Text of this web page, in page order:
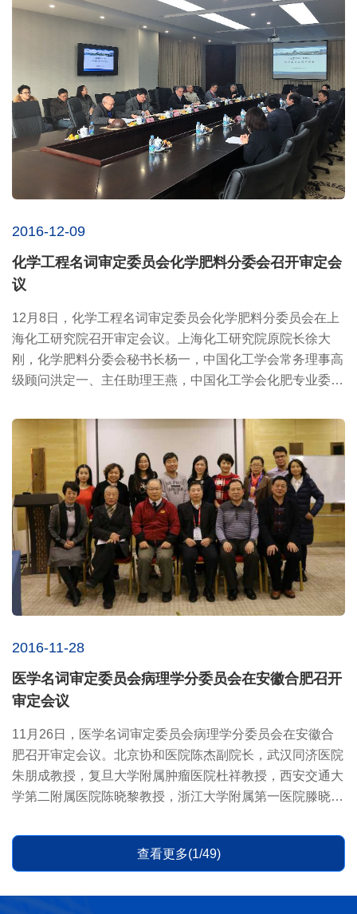
2016-12-09
化学工程名词审定委员会化学肥料分委会召开审定会
议
12月8日，化学工程名词审定委员会化学肥料分委员会在上
海化工研究院召开审定会议。上海化工研究院原院长徐大
刚，化学肥料分委会秘书长杨一，中国化工学会常务理事高
级顾问洪定一、主任助理王燕，中国化工学会化肥专业委员
2016-11-28
医学名词审定委员会病理学分委员会在安徽合肥召开
审定会议
11月26日，医学名词审定委员会病理学分委员会在安徽合
肥召开审定会议。北京协和医院陈杰副院长，武汉同济医院
朱朋成教授，复旦大学附属肿瘤医院杜祥教授，西安交通大
学第二附属医院陈晓黎教授，浙江大学附属第一医院滕晓东
查看更多(1/49)